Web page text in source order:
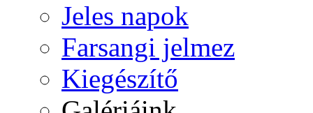
Jeles napok
Farsangi jelmez
Kiegészítő